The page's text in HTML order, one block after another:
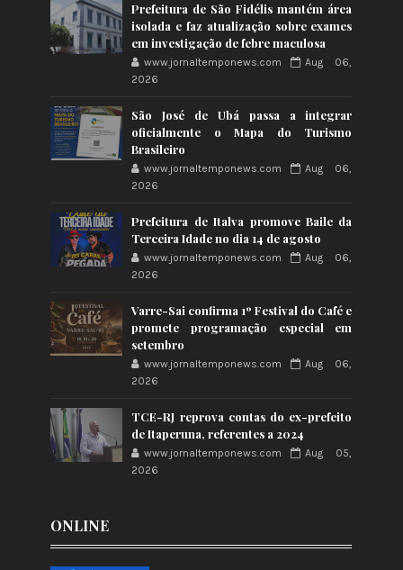
Prefeitura de São Fidélis mantém área
isolada e faz atualização sobre exames
em investigação de febre maculosa
www.jornaltemponews.com
Aug 06,
2026
São José de Ubá passa a integrar
oficialmente o Mapa do Turismo
Brasileiro
www.jornaltemponews.com
Aug 06,
2026
Prefeitura de Italva promove Baile da
Terceira Idade no dia 14 de agosto
www.jornaltemponews.com
Aug 06,
2026
Varre-Sai confirma 1º Festival do Café e
promete programação especial em
setembro
www.jornaltemponews.com
Aug 06,
2026
TCE-RJ reprova contas do ex-prefeito
de Itaperuna, referentes a 2024
www.jornaltemponews.com
Aug 05,
2026
ONLINE